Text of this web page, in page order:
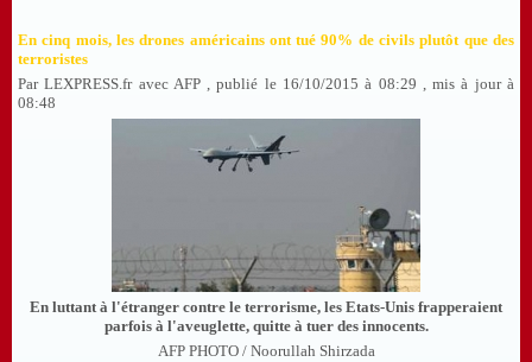
En cinq mois, les drones américains ont tué 90% de civils plutôt que des
terroristes
Par LEXPRESS.fr avec AFP , publié le 16/10/2015 à 08:29 , mis à jour à
08:48
En luttant à l'étranger contre le terrorisme, les Etats-Unis frapperaient
parfois à l'aveuglette, quitte à tuer des innocents.
AFP PHOTO / Noorullah Shirzada